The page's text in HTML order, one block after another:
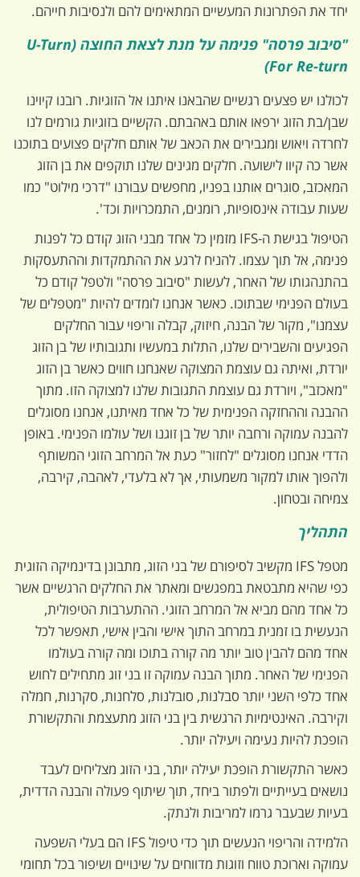
יחד את הפתרונות המעשיים המתאימים להם ולנסיבות חייהם.
"סיבוב פרסה" פנימה על מנת לצאת החוצה (U-Turn
For Re-turn)
לכולנו יש פצעים רגשיים שהבאנו איתנו אל הזוגיות. רובנו קיוינו
שבן/בת הזוג ירפאו אותם באהבתם. הקשיים בזוגיות גורמים לנו
לחרדה ויאוש ומגבירים את הכאב של אותם חלקים פצועים בתוכנו
אשר כה קיוו לישועה. חלקים מגינים שלנו תוקפים את בן הזוג
המאכזב, סוגרים אותנו בפניו, מחפשים עבורנו "דרכי מילוט" כמו
שעות עבודה אינסופיות, רומנים, התמכרויות וכד'.
הטיפול בגישת ה-IFS מזמין כל אחד מבני הזוג קודם כל לפנות
פנימה, אל תוך עצמו. להניח לרגע את ההתמקדות וההתעסקות
בהתנהגותו של האחר, לעשות "סיבוב פרסה" ולטפל קודם כל
בעולם הפנימי שבתוכו. כאשר אנחנו לומדים להיות "מטפלים של
עצמנו", מקור של הבנה, חיזוק, קבלה וריפוי עבור החלקים
הפגיעים והשבירים שלנו, התלות במעשיו ותגובותיו של בן הזוג
יורדת, ואיתה גם עוצמת המצוקה שאנחנו חווים כאשר בן הזוג
"מאכזב", ויורדת גם עוצמת התגובות שלנו למצוקה הזו. מתוך
ההבנה וההחזקה הפנימית של כל אחד מאיתנו, אנחנו מסוגלים
להבנה עמוקה ורחבה יותר של בן זוגנו ושל עולמו הפנימי. באופן
הדדי אנחנו מסוגלים "לחזור" כעת אל המרחב הזוגי המשותף
ולהפוך אותו למקור משמעותי, אך לא בלעדי, לאהבה, קירבה,
צמיחה ובטחון.
התהליך
מטפל IFS מקשיב לסיפורם של בני הזוג, מתבונן בדינמיקה הזוגית
כפי שהיא מתבטאת במפגשים ומאתר את החלקים הרגשיים אשר
כל אחד מהם מביא אל המרחב הזוגי. ההתערבות הטיפולית,
הנעשית בו זמנית במרחב התוך אישי והבין אישי, תאפשר לכל
אחד מהם להבין טוב יותר מה קורה בתוכו ומה קורה בעולמו
הפנימי של האחר. מתוך הבנה עמוקה זו בני זוג מתחילים לחוש
אחד כלפי השני יותר סבלנות, סובלנות, סלחנות, סקרנות, חמלה
וקירבה. האינטימיות הרגשית בין בני הזוג מתעצמת והתקשורת
הופכת להיות נעימה ויעילה יותר.
כאשר התקשורת הופכת יעילה יותר, בני הזוג מצליחים לעבד
נושאים בעייתיים ולפתור ביחד, תוך שיתוף פעולה והבנה הדדית,
בעיות שבעבר גרמו למריבות ולנתק.
הלמידה והריפוי הנעשים תוך כדי טיפול IFS הם בעלי השפעה
עמוקה וארוכת טווח וזוגות מדווחים על שינויים ושיפור בכל תחומי